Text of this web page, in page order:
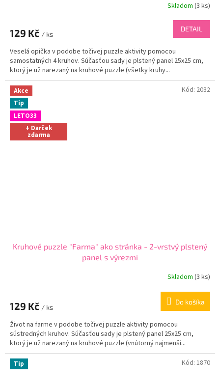
Skladom (3 ks)
129 Kč / ks
DETAIL
Veselá opička v podobe točivej puzzle aktivity pomocou
samostatných 4 kruhov. Súčasťou sady je plstený panel 25x25 cm,
ktorý je už narezaný na kruhové puzzle (všetky kruhy...
Akce
Tip
LETO33
+ Darček
zdarma
Kruhové puzzle "Farma" ako stránka - 2-vrstvý plstený
panel s výrezmi
Skladom (3 ks)
129 Kč / ks
Do košíka
Život na farme v podobe točivej puzzle aktivity pomocou
sústredných kruhov. Súčasťou sady je plstený panel 25x25 cm,
ktorý je už narezaný na kruhové puzzle (vnútorný najmenší...
Kód: 2032
Tip Kód: 1870